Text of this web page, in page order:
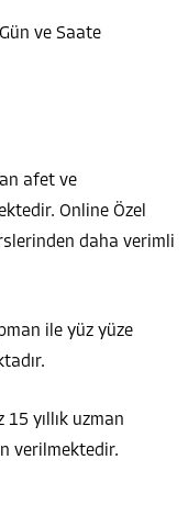
ve Saate
afet ve
Online Özel
daha verimli
ile yüz yüze
yıllık uzman
verilmektedir.